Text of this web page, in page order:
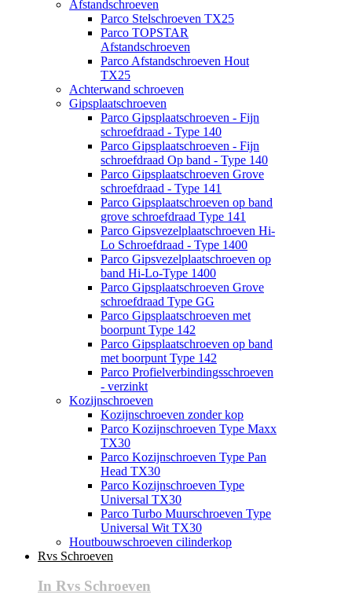
Afstandschroeven
Parco Stelschroeven TX25
Parco TOPSTAR
Afstandschroeven
Parco Afstandschroeven Hout
TX25
Achterwand schroeven
Gipsplaatschroeven
Parco Gipsplaatschroeven - Fijn
schroefdraad - Type 140
Parco Gipsplaatschroeven - Fijn
schroefdraad Op band - Type 140
Parco Gipsplaatschroeven Grove
schroefdraad - Type 141
Parco Gipsplaatschroeven op band
grove schroefdraad Type 141
Parco Gipsvezelplaatschroeven Hi-
Lo Schroefdraad - Type 1400
Parco Gipsvezelplaatschroeven op
band Hi-Lo-Type 1400
Parco Gipsplaatschroeven Grove
schroefdraad Type GG
Parco Gipsplaatschroeven met
boorpunt Type 142
Parco Gipsplaatschroeven op band
met boorpunt Type 142
Parco Profielverbindingsschroeven
- verzinkt
Kozijnschroeven
Kozijnschroeven zonder kop
Parco Kozijnschroeven Type Maxx
TX30
Parco Kozijnschroeven Type Pan
Head TX30
Parco Kozijnschroeven Type
Universal TX30
Parco Turbo Muurschroeven Type
Universal Wit TX30
Houtbouwschroeven cilinderkop
Rvs Schroeven
In Rvs Schroeven